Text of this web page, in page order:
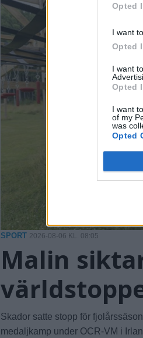
Opted
I want
Opted
I want
Opted
I want
of my
was
Opted
SPORT 2026-08-06 KL. 08:05
Malin
Skador satte stopp för
medaljkamp under OCR-VM i